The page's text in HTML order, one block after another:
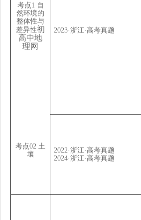
考点1 自
然环境的
整体性与
差异性初
高中地
理网
2023·浙江· 高考真题
考点02土
壤
2022·浙江· 高考真题
2024·浙江· 高考真题